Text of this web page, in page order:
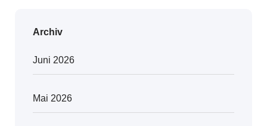
Archiv
Juni 2026
Mai 2026